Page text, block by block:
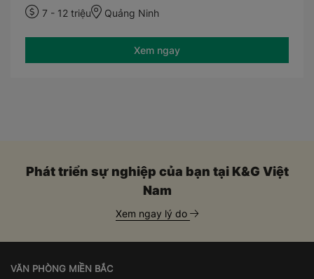
7 - 12 triệu Quảng Ninh
Xem ngay
Phát triển sự nghiệp của bạn tại K&G Việt
Nam
Xem ngay lý do
VĂN PHÒNG MIỀN BẮC